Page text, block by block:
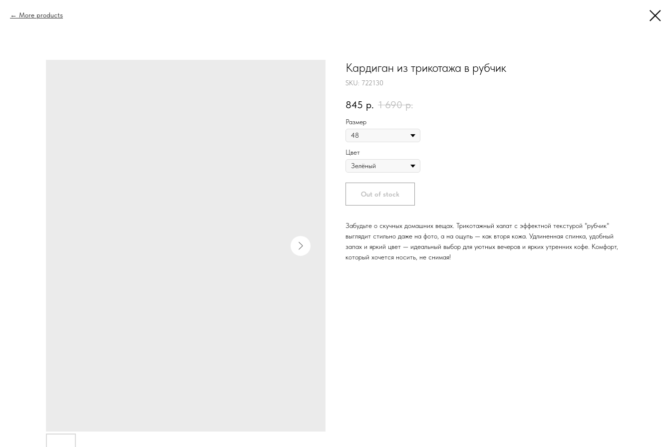
More products
Кардиган из трикотажа в рубчик
SKU: 722130
845 р. 1 690 р.
Размер
Цвет
Out of stock
Забудьте о скучных домашних вещах. Трикотажный халат с эффектной текстурой "рубчик"
выглядит стильно даже на фото, а на ощупь — как вторя кожа. Удлиненная спинка, удобный
запах и яркий цвет — идеальный выбор для уютных вечеров и ярких утренних кофе. Комфорт,
который хочется носить, не снимая!